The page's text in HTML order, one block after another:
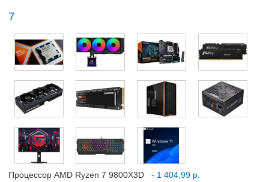
7
Процессор AMD Ryzen 7 9800X3D
- 1 404,99 р.